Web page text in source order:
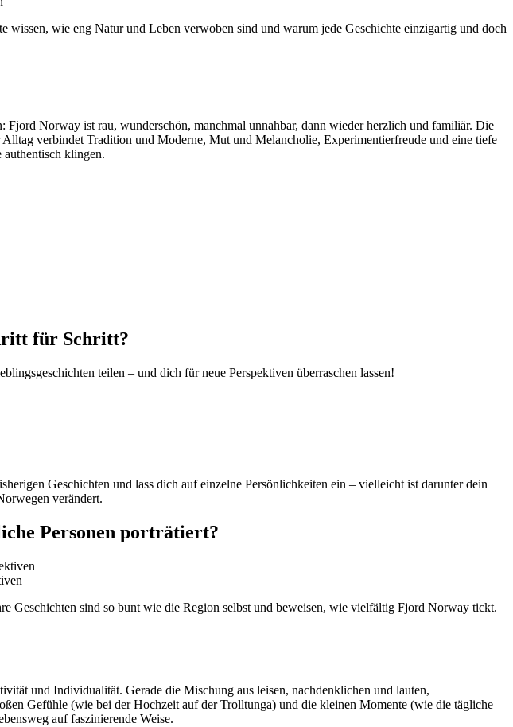
wie eng Natur und Leben verwoben sind und warum jede Geschichte einzigartig und doch
Norway ist rau, wunderschön, manchmal unnahbar, dann wieder herzlich und familiär. Die
verbindet Tradition und Moderne, Mut und Melancholie, Experimentierfreude und eine tiefe
klingen.
für Schritt?
teilen – und dich für neue Perspektiven überraschen lassen!
Geschichten und lass dich auf einzelne Persönlichkeiten ein – vielleicht ist darunter dein
verändert.
Personen porträtiert?
Geschichten sind so bunt wie die Region selbst und beweisen, wie vielfältig Fjord Norway tickt.
und Individualität. Gerade die Mischung aus leisen, nachdenklichen und lauten,
Gefühle (wie bei der Hochzeit auf der Trolltunga) und die kleinen Momente (wie die tägliche
auf faszinierende Weise.